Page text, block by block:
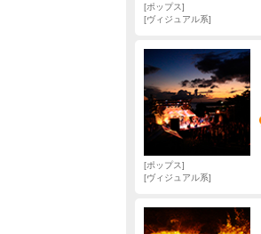
ポップス
ヴィジュアル系
ポップス
ヴィジュアル系